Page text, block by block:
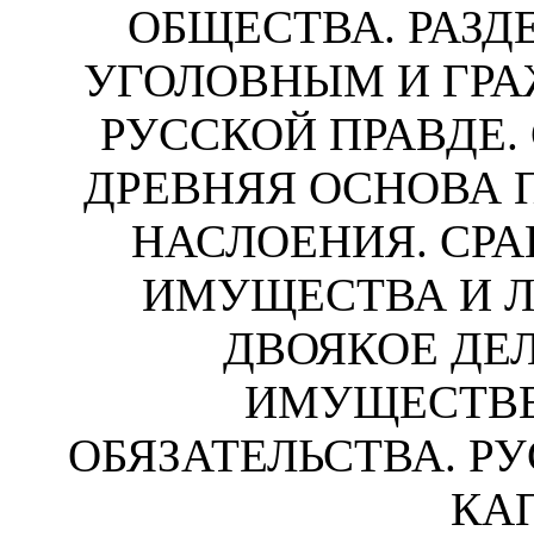
ОБЩЕСТВА.
УГОЛОВНЫМ И
РУССКОЙ
ДРЕВНЯЯ ОСНОВА
НАСЛОЕНИЯ.
ИМУЩЕСТВА И
ДВОЯКОЕ
ОБЯЗАТЕЛЬСТВА.